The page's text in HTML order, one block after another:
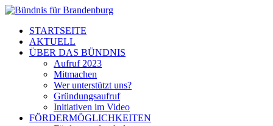
STARTSEITE
AKTUELL
ÜBER DAS BÜNDNIS
Aufruf 2023
Mitmachen
Wer unterstützt uns?
Gründungsaufruf
Initiativen im Video
FÖRDERMÖGLICHKEITEN